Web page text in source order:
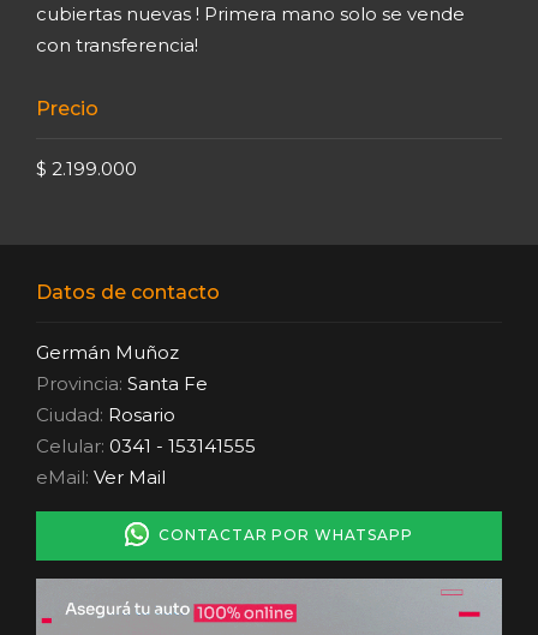
cubiertas nuevas ! Primera mano solo se vende
con transferencia!
Precio
$ 2.199.000
Datos de contacto
Germán Muñoz
Provincia: Santa Fe
Ciudad: Rosario
Celular: 0341 - 153141555
eMail: Ver Mail
CONTACTAR POR WHATSAPP